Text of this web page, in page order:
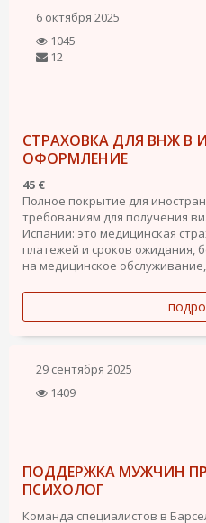
6 октября 2025
1045
12
СТРАХОВКА ДЛЯ ВНЖ В
ОФОРМЛЕНИЕ
45 €
Полное покрытие для
требованиям для получения
Испании: это медицинская
платежей и сроков ожидания,
на медицинское обслуживание,
29 сентября 2025
1409
ПОДДЕРЖКА МУЖЧИН
ПСИХОЛОГ
Команда специалистов в